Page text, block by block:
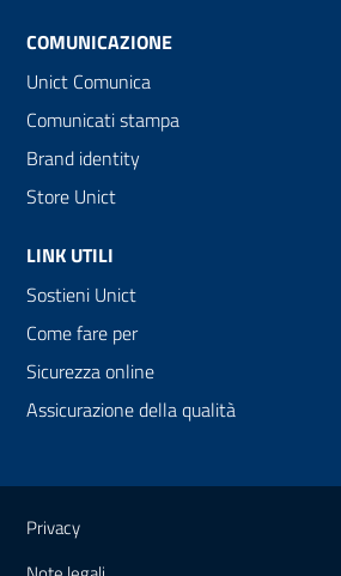
COMUNICAZIONE
Unict Comunica
Comunicati stampa
Brand identity
Store Unict
LINK UTILI
Sostieni Unict
Come fare per
Sicurezza online
Assicurazione della qualità
Link e informazioni utili
Privacy